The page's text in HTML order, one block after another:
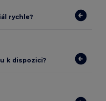
rychle?
k dispozici?